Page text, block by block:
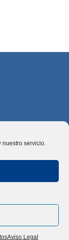
nuestro servicio.
Aviso Legal
los derechos